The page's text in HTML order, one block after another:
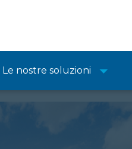
Le nostre soluzioni